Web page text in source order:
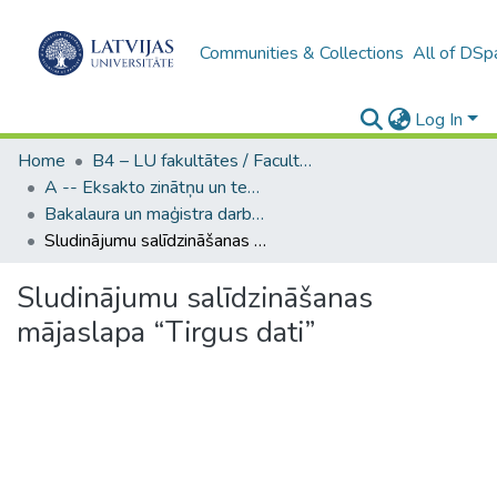
Communities & Collections All of
Log In
Home
B4 – LU fakultātes / Faculties of the UL
A -- Eksakto zinātņu un tehnoloģiju fakultāte / Faculty of Science and Technology
Bakalaura un maģistra darbi (EZTF) / Bachelor's and Master's theses
Sludinājumu salīdzināšanas mājaslapa “Tirgus dati”
Sludinājumu salīdzināšanas
mājaslapa “Tirgus dati”